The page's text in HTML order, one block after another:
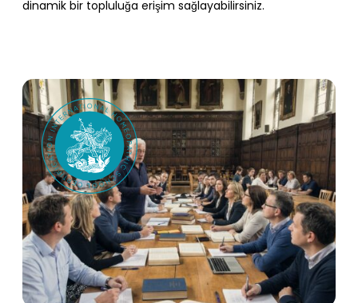
dinamik bir topluluğa erişim sağlayabilirsiniz.